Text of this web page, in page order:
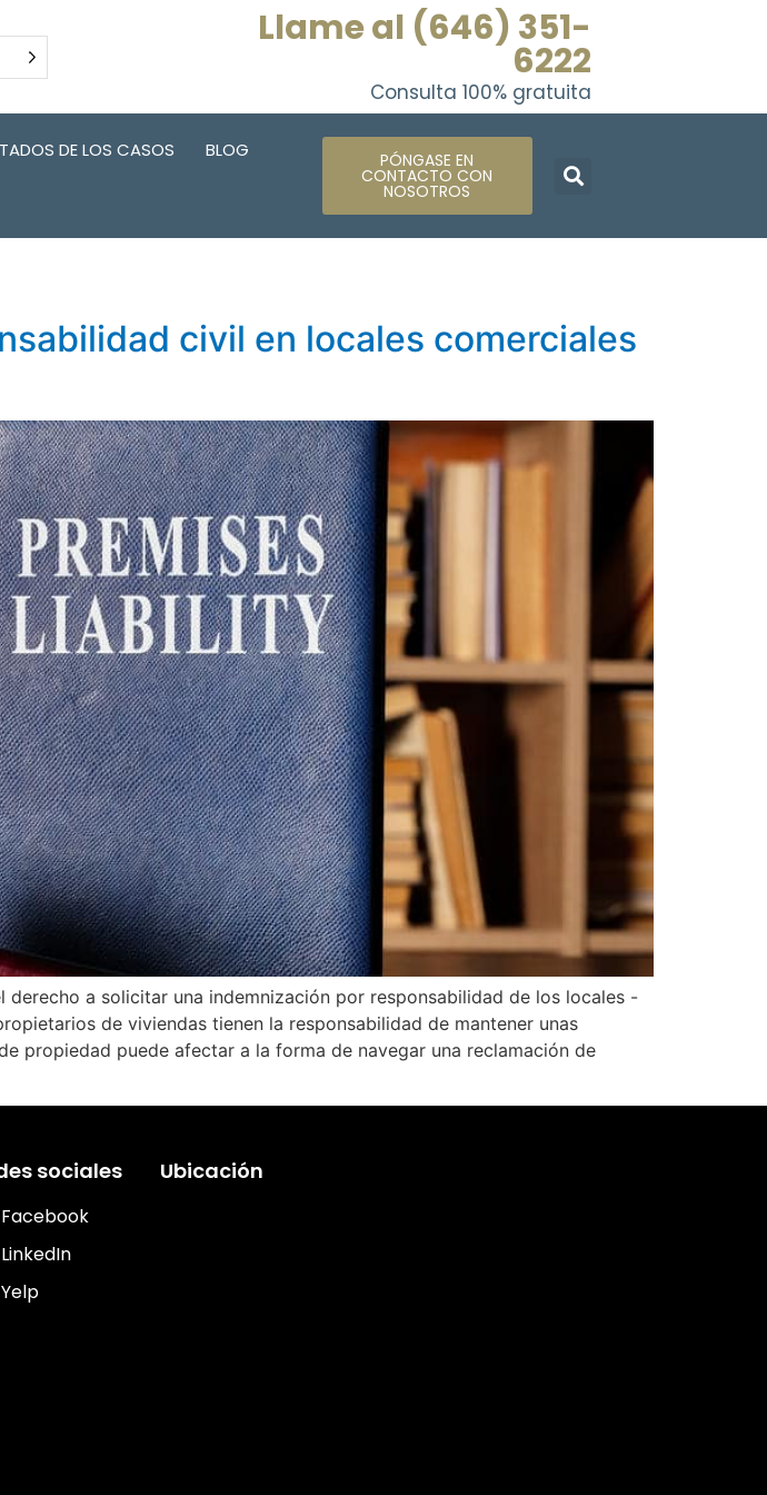
Llame al (646) 351-
6222
Consulta 100% gratuita
DE LOS CASOS BLOG PÓNGASE EN
CONTACTO CON
NOSOTROS
civil en locales comerciales
a solicitar una indemnización por responsabilidad de los locales -
de viviendas tienen la responsabilidad de mantener unas
propiedad puede afectar a la forma de navegar una reclamación de
sociales
Facebook
LinkedIn
Yelp
Ubicación